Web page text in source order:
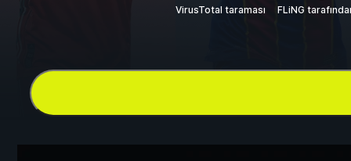
VirusTotal taraması FLiNG